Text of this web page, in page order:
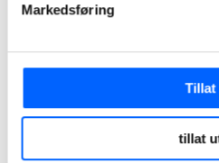
Markedsføring
Tillat
tillat
NCC har oppnådd
Drammen stasjon